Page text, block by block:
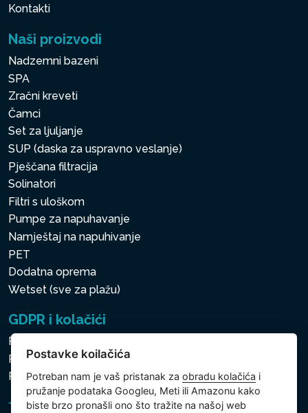
Kontakti
Naši proizvodi
Nadzemni bazeni
SPA
Zračni kreveti
Čamci
Set za ljuljanje
SUP (daska za uspravno veslanje)
Pješčana filtracija
Solinatori
Filtri s uloškom
Pumpe za napuhavanje
Namještaj na napuhivanje
PET
Dodatna oprema
Wetset (sve za plažu)
GDPR i kolačići
Pravila zaštite osobnih i drugih obrađivanih podataka
Politika kolačića
Postavke koilačića
Postavke koilačića
Potreban nam je vaš pristanak zaobradu kolačića i
pružanje podataka Googleu, Meti ili Amazonu kako
biste brzo pronašli ono što tražite na našoj web